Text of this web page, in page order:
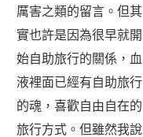
厲害之類的留言。但其
實也許是因為很早就開
始自助旅行的關係，血
液裡面已經有自助旅行
的魂，喜歡自由自在的
旅行方式。但雖然我說